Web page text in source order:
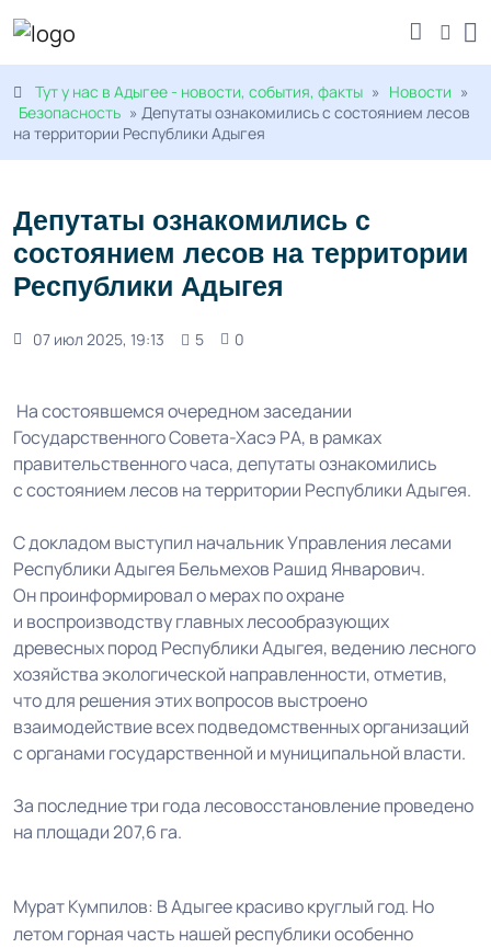
Тут у нас в Адыгее - новости, события, факты » Новости »
Безопасность » Депутаты ознакомились с состоянием лесов
на территории Республики Адыгея
Депутаты ознакомились с
состоянием лесов на территории
Республики Адыгея
07 июл 2025, 19:13 5 0
На состоявшемся очередном заседании
Государственного Совета-Хасэ РА, в рамках
правительственного часа, депутаты ознакомились
с состоянием лесов на территории Республики Адыгея.
С докладом выступил начальник Управления лесами
Республики Адыгея Бельмехов Рашид Январович.
Он проинформировал о мерах по охране
и воспроизводству главных лесообразующих
древесных пород Республики Адыгея, ведению лесного
хозяйства экологической направленности, отметив,
что для решения этих вопросов выстроено
взаимодействие всех подведомственных организаций
с органами государственной и муниципальной власти.
За последние три года лесовосстановление проведено
на площади 207,6 га.
Мурат Кумпилов: В Адыгее красиво круглый год. Но
летом горная часть нашей республики особенно